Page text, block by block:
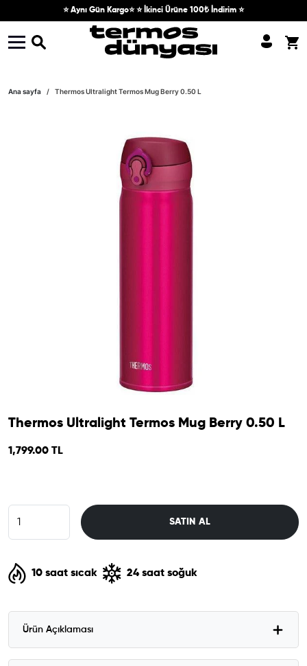
Skip to content⭐ Aynı Gün Kargo⭐ ⭐ İkinci Ürüne 100₺ İndirim ⭐
Ana sayfa Thermos Ultralight Termos Mug Berry 0.50 L
Thermos Ultralight Termos Mug Berry 0.50 L
1,799.00 TL
SATIN AL
10 saat sıcak 24 saat soğuk
Ürün Açıklaması